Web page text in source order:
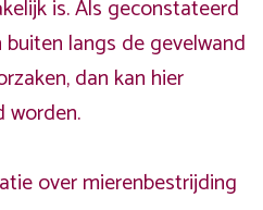
is. Als geconstateerd
langs de gevelwand
dan kan hier
worden.
over mierenbestrijding